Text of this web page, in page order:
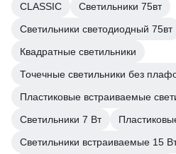
CLASSIC
Светильники 75вт
Светильники светодиодный 75вт
Квадратные светильники
Точечные светильники без
Пластиковые встраиваемые
Светильники 7 Вт
Светильники встраиваемые 15